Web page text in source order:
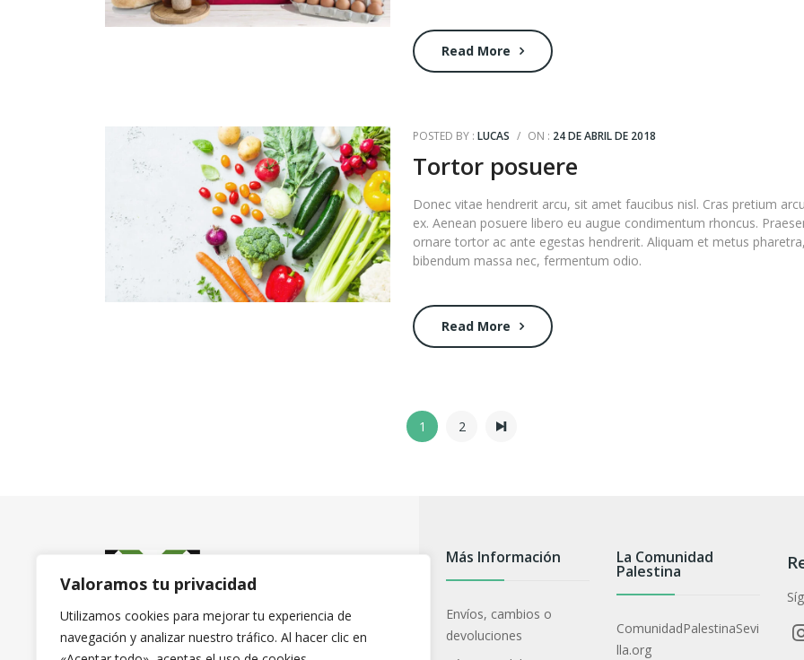
Valoramos tu privacidad
Utilizamos cookies para mejorar tu experiencia de
navegación y analizar nuestro tráfico. Al hacer clic en
Read More
POSTED BY : LUCAS / ON : 24 DE ABRIL DE 2018
Tortor posuere
Donec vitae hendrerit arcu, sit amet faucibus nisl. Cras pretium arcu
ex. Aenean posuere libero eu augue condimentum rhoncus.
ornare tortor ac ante egestas hendrerit. Aliquam et metus pharetra,
bibendum massa nec, fermentum odio.
Read More
1 2
Más Información
Envíos, cambios o
devoluciones
La Comunidad
Palestina
ComunidadPalestinaSevi
lla.org